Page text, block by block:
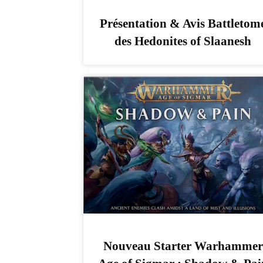
Présentation & Avis
des Hedonites of Slaanesh
Nouveau Starter Warhammer